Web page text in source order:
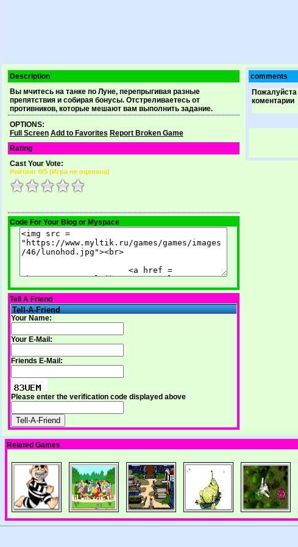
Description
Вы мчитесь на танке по Луне, перепрыгивая разные
препятствия и собирая бонусы. Отстреливаетесь от
противников, которые мешают вам выполнить задание.
OPTIONS:
Full Screen Add to Favorites Report Broken Game
Rating
Cast Your Vote:
Рейтинг 0/5 (Игра не оценена)
Code For Your Blog or Myspace
Tell A Friend
Tell-A-Friend
Your Name:
Your E-Mail:
Friends E-Mail:
Please enter the verification code displayed above
comments
Пожалуйста
коментарии
Related Games